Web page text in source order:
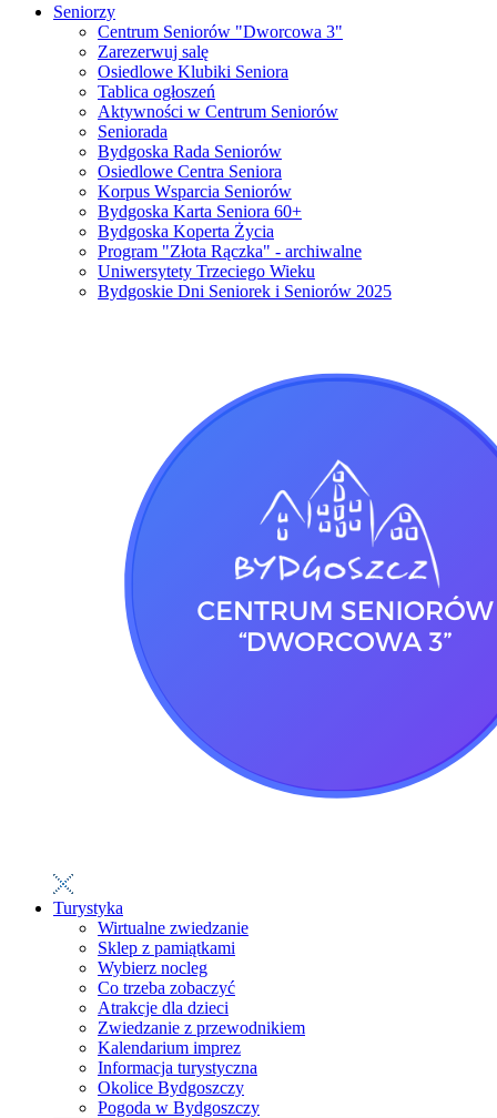
Seniorzy
Centrum Seniorów "Dworcowa 3"
Zarezerwuj salę
Osiedlowe Klubiki Seniora
Tablica ogłoszeń
Aktywności w Centrum Seniorów
Seniorada
Bydgoska Rada Seniorów
Osiedlowe Centra Seniora
Korpus Wsparcia Seniorów
Bydgoska Karta Seniora 60+
Bydgoska Koperta Życia
Program "Złota Rączka" - archiwalne
Uniwersytety Trzeciego Wieku
Bydgoskie Dni Seniorek i Seniorów 2025
Turystyka
Wirtualne zwiedzanie
Sklep z pamiątkami
Wybierz nocleg
Co trzeba zobaczyć
Atrakcje dla dzieci
Zwiedzanie z przewodnikiem
Kalendarium imprez
Informacja turystyczna
Okolice Bydgoszczy
Pogoda w Bydgoszczy